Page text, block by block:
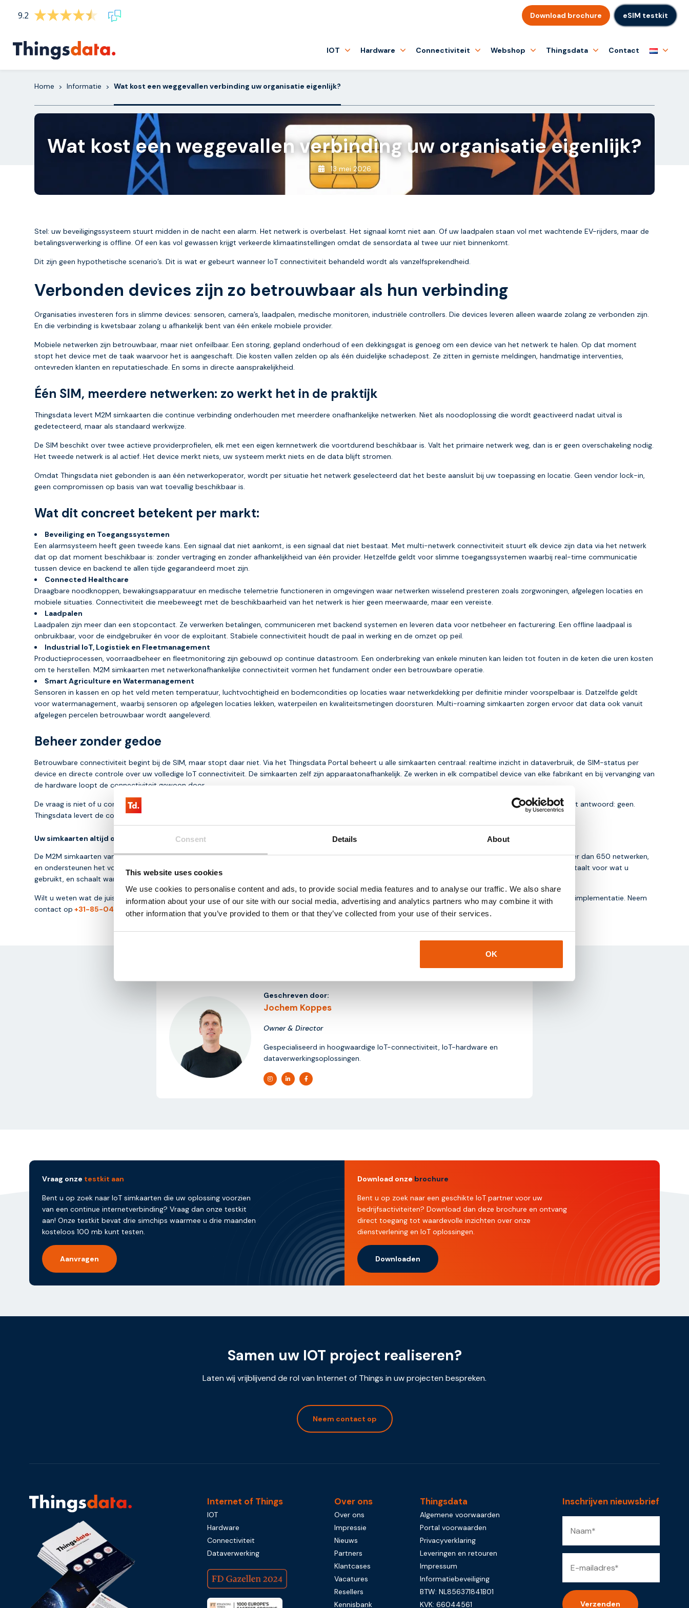
Consent Details About
This website uses cookies
We use cookies to personalise content and ads, to provide social media features and to analyse our traffic. We also share
information about your use of our site with our social media, advertising and analytics partners who may combine it with
other information that you’ve provided to them or that they’ve collected from your use of their services.
OK
9.2 Download brochure eSIM testkit
IOT Hardware Connectiviteit Webshop Thingsdata Contact
Home > Informatie > Wat kost een weggevallen verbinding uw organisatie eigenlijk?
Wat kost een weggevallen verbinding uw organisatie eigenlijk?
13 mei 2026
Stel: uw beveiligingssysteem stuurt midden in de nacht een alarm. Het netwerk is overbelast. Het signaal komt niet aan. Of uw laadpalen staan vol met wachtende EV-rijders, maar de
betalingsverwerking is offline. Of een kas vol gewassen krijgt verkeerde klimaatinstellingen omdat de sensordata al twee uur niet binnenkomt.
Dit zijn geen hypothetische scenario’s. Dit is wat er gebeurt wanneer IoT connectiviteit behandeld wordt als vanzelfsprekendheid.
Verbonden devices zijn zo betrouwbaar als hun verbinding
Organisaties investeren fors in slimme devices: sensoren, camera’s, laadpalen, medische monitoren, industriële controllers. Die devices leveren alleen waarde zolang ze verbonden zijn.
En die verbinding is kwetsbaar zolang u afhankelijk bent van één enkele mobiele provider.
Mobiele netwerken zijn betrouwbaar, maar niet onfeilbaar. Een storing, gepland onderhoud of een dekkingsgat is genoeg om een device van het netwerk te halen. Op dat moment
stopt het device met de taak waarvoor het is aangeschaft. Die kosten vallen zelden op als één duidelijke schadepost. Ze zitten in gemiste meldingen, handmatige interventies,
ontevreden klanten en reputatieschade. En soms in directe aansprakelijkheid.
Één SIM, meerdere netwerken: zo werkt het in de praktijk
Thingsdata levert M2M simkaarten die continue verbinding onderhouden met meerdere onafhankelijke netwerken. Niet als noodoplossing die wordt geactiveerd nadat uitval is
gedetecteerd, maar als standaard werkwijze.
De SIM beschikt over twee actieve providerprofielen, elk met een eigen kernnetwerk die voortdurend beschikbaar is. Valt het primaire netwerk weg, dan is er geen overschakeling nodig.
Het tweede netwerk is al actief. Het device merkt niets, uw systeem merkt niets en de data blijft stromen.
Omdat Thingsdata niet gebonden is aan één netwerkoperator, wordt per situatie het netwerk geselecteerd dat het beste aansluit bij uw toepassing en locatie. Geen vendor lock-in,
geen compromissen op basis van wat toevallig beschikbaar is.
Wat dit concreet betekent per markt:
Beveiliging en Toegangssystemen
Een alarmsysteem heeft geen tweede kans. Een signaal dat niet aankomt, is een signaal dat niet bestaat. Met multi-netwerk connectiviteit stuurt elk device zijn data via het netwerk
dat op dat moment beschikbaar is: zonder vertraging en zonder afhankelijkheid van één provider. Hetzelfde geldt voor slimme toegangssystemen waarbij real-time communicatie
tussen device en backend te allen tijde gegarandeerd moet zijn.
Connected Healthcare
Draagbare noodknoppen, bewakingsapparatuur en medische telemetrie functioneren in omgevingen waar netwerken wisselend presteren zoals zorgwoningen, afgelegen locaties en
mobiele situaties. Connectiviteit die meebeweegt met de beschikbaarheid van het netwerk is hier geen meerwaarde, maar een vereiste.
Laadpalen
Laadpalen zijn meer dan een stopcontact. Ze verwerken betalingen, communiceren met backend systemen en leveren data voor netbeheer en facturering. Een offline laadpaal is
onbruikbaar, voor de eindgebruiker én voor de exploitant. Stabiele connectiviteit houdt de paal in werking en de omzet op peil.
Industrial IoT, Logistiek en Fleetmanagement
Productieprocessen, voorraadbeheer en fleetmonitoring zijn gebouwd op continue datastroom. Een onderbreking van enkele minuten kan leiden tot fouten in de keten die uren kosten
om te herstellen. M2M simkaarten met netwerkonafhankelijke connectiviteit vormen het fundament onder een betrouwbare operatie.
Smart Agriculture en Watermanagement
Sensoren in kassen en op het veld meten temperatuur, luchtvochtigheid en bodemcondities op locaties waar netwerkdekking per definitie minder voorspelbaar is. Datzelfde geldt
voor watermanagement, waarbij sensoren op afgelegen locaties lekken, waterpeilen en kwaliteitsmetingen doorsturen. Multi-roaming simkaarten zorgen ervoor dat data ook vanuit
afgelegen percelen betrouwbaar wordt aangeleverd.
Beheer zonder gedoe
Betrouwbare connectiviteit begint bij de SIM, maar stopt daar niet. Via het Thingsdata Portal beheert u alle simkaarten centraal: realtime inzicht in dataverbruik, de SIM-status per
device en directe controle over uw volledige IoT connectiviteit. De simkaarten zelf zijn apparaatonafhankelijk. Ze werken in elk compatibel device van elke fabrikant en bij vervanging van
de hardware loopt de connectiviteit gewoon door.
De vraag is niet of u connectiviteit nodig heeft, de vraag is hoeveel uitval u zich kunt veroorloven. Voor de meeste organisaties die serieus in IoT investeren, is het antwoord: geen.
Thingsdata levert de connectiviteitsinfrastructuur die bij dat antwoord past.
Uw simkaarten altijd onder controle, waar uw devices ook zijn
De M2M simkaarten van Thingsdata zijn ontworpen om dat risico te elimineren. Ze roamen op het sterkste beschikbare netwerk, zijn actief in 190 landen via meer dan 650 netwerken,
en ondersteunen het volledige netwerkspectrum van 2G tot en met 5G. Er zijn geen activatiekosten, geen looptijdverplichtingen en geen minimale afname. U betaalt voor wat u
gebruikt, en schaalt wanneer dat nodig is: prepaid, postpaid, gebundeld of pay-as-you-go, afhankelijk van uw situatie.
Wilt u weten wat de juiste connectiviteitsoplossing voor uw specifieke toepassing inhoudt? Thingsdata denkt graag concreet met u mee, van businesscase tot implementatie. Neem
contact op +31-85-0443500 of per mail naar info@thingsdata.com
Geschreven door:
Jochem Koppes
Owner & Director
Gespecialiseerd in hoogwaardige IoT-connectiviteit, IoT-hardware en
dataverwerkingsoplossingen.
Vraag onze testkit aan
Bent u op zoek naar IoT simkaarten die uw oplossing voorzien
van een continue internetverbinding? Vraag dan onze testkit
aan! Onze testkit bevat drie simchips waarmee u drie maanden
kosteloos 100 mb kunt testen.
Aanvragen
Download onze brochure
Bent u op zoek naar een geschikte IoT partner voor uw
bedrijfsactiviteiten? Download dan deze brochure en ontvang
direct toegang tot waardevolle inzichten over onze
dienstverlening en IoT oplossingen.
Downloaden
Samen uw IOT project realiseren?
Laten wij vrijblijvend de rol van Internet of Things in uw projecten bespreken.
Neem contact op
Internet of Things
IOT
Hardware
Connectiviteit
Dataverwerking
Over ons
Over ons
Impressie
Nieuws
Partners
Klantcases
Vacatures
Resellers
Kennisbank
Thingsdata
Algemene voorwaarden
Portal voorwaarden
Privacyverklaring
Leveringen en retouren
Impressum
Informatiebeveiliging
BTW: NL856371841B01
KVK: 66044561
Inschrijven nieuwsbrief